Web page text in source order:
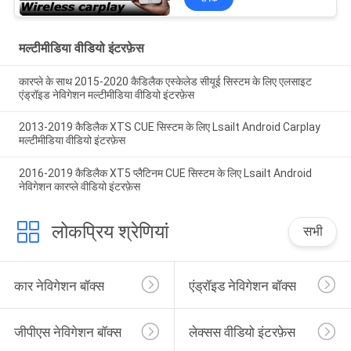
मल्टीमीडिया वीडियो इंटरफ़ेस
कारप्ले के साथ 2015-2020 कैडिलैक एस्केलेड सीयूई सिस्टम के लिए एलसाइट
एंड्रॉइड नेविगेशन मल्टीमीडिया वीडियो इंटरफ़ेस
2013-2019 कैडिलैक XTS CUE सिस्टम के लिए Lsailt Android Carplay
मल्टीमीडिया वीडियो इंटरफ़ेस
2016-2019 कैडिलैक XT5 प्लैटिनम CUE सिस्टम के लिए Lsailt Android
नेविगेशन कारप्ले वीडियो इंटरफ़ेस
लोकप्रिय श्रेणियां सभी
कार नेविगेशन बॉक्स एंड्रॉइड नेविगेशन बॉक्स
जीपीएस नेविगेशन बॉक्स लेक्सस वीडियो इंटरफ़ेस